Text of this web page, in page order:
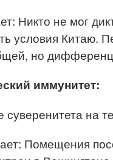
Никто не мог
условия Китаю.
но
иммунитет:
на
Помещения